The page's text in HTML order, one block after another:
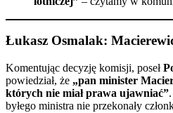
Łukasz Osmalak:
Komentując decyzję komisji, poseł
powiedział, że „pan minister
których nie miał prawa ujawniać”
byłego ministra nie przekonały